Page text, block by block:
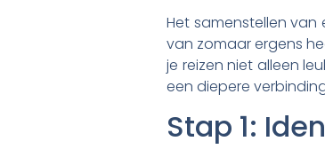
Het samenstellen van
van zomaar ergens
je reizen niet alleen
een diepere
Stap 1: